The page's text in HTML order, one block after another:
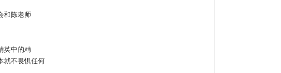
和陈老师
英中的精
就不畏惧任何